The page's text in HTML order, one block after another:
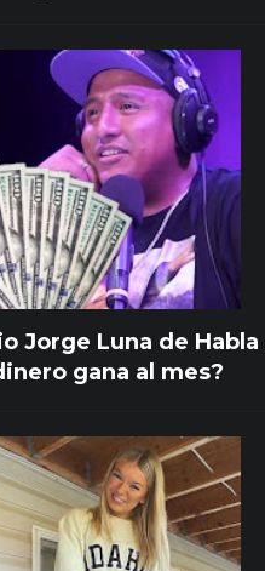
Jorge Luna de Habla
gana al mes?